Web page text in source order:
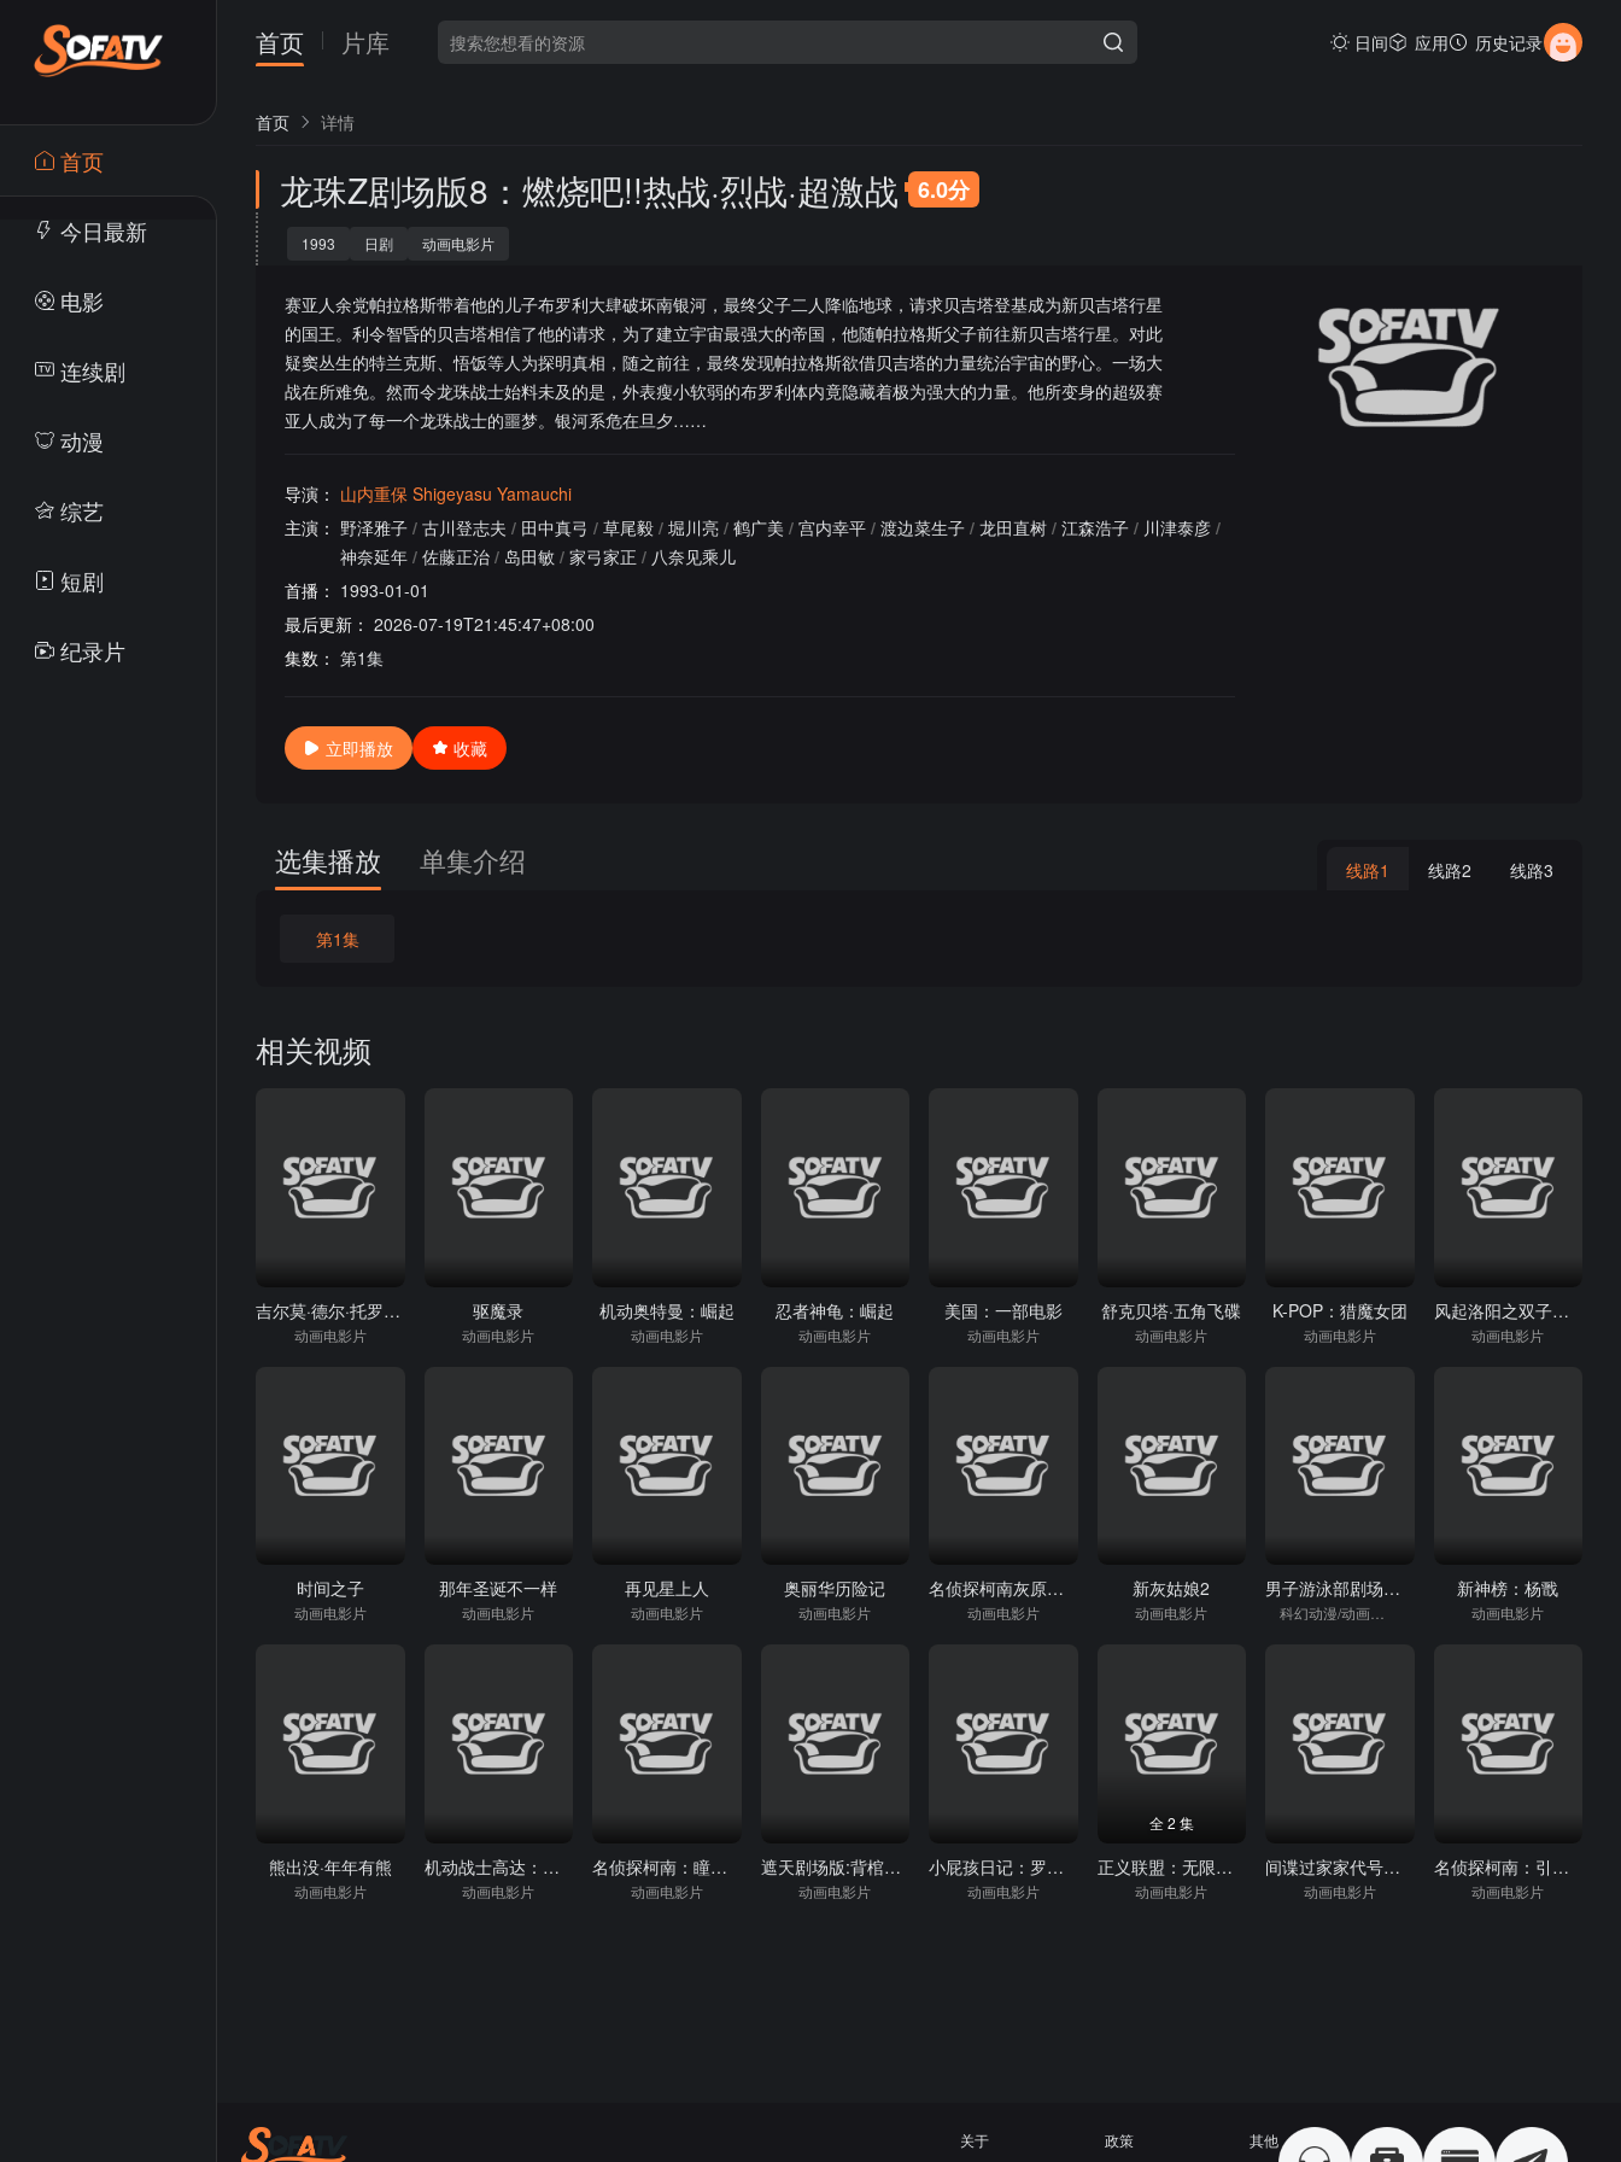
首页
今日最新
电影
连续剧
动漫
综艺
短剧
纪录片
首页 片库 日间 应用 历史记录
首页 详情
龙珠Z剧场版8：燃烧吧!!热战·烈战·超激战 6.0分
1993 日剧 动画电影片
赛亚人余党帕拉格斯带着他的儿子布罗利大肆破坏南银河，最终父子二人降临地球，请求贝吉塔登基成为新贝吉塔行星
的国王。利令智昏的贝吉塔相信了他的请求，为了建立宇宙最强大的帝国，他随帕拉格斯父子前往新贝吉塔行星。对此
疑窦丛生的特兰克斯、悟饭等人为探明真相，随之前往，最终发现帕拉格斯欲借贝吉塔的力量统治宇宙的野心。一场大
战在所难免。然而令龙珠战士始料未及的是，外表瘦小软弱的布罗利体内竟隐藏着极为强大的力量。他所变身的超级赛
亚人成为了每一个龙珠战士的噩梦。银河系危在旦夕……
导演： 山内重保 Shigeyasu Yamauchi
主演： 野泽雅子 / 古川登志夫 / 田中真弓 / 草尾毅 / 堀川亮 / 鹤广美 / 宫内幸平 / 渡边菜生子 / 龙田直树 / 江森浩子 / 川津泰彦 /
神奈延年 / 佐藤正治 / 岛田敏 / 家弓家正 / 八奈见乘儿
首播： 1993-01-01
最后更新： 2026-07-19T21:45:47+08:00
集数： 第1集
立即播放 收藏
选集播放 单集介绍 线路1 线路2 线路3
第1集
相关视频
吉尔莫·德尔·托罗的匹诺曹
动画电影片
驱魔录
动画电影片
机动奥特曼：崛起
动画电影片
忍者神龟：崛起
动画电影片
美国：一部电影
动画电影片
舒克贝塔·五角飞碟
动画电影片
K-POP：猎魔女团
动画电影片
风起洛阳之双子追凶
动画电影片
时间之子
动画电影片
那年圣诞不一样
动画电影片
再见星上人
动画电影片
奥丽华历险记
动画电影片
名侦探柯南灰原哀物语～黑铁的神秘列车
动画电影片
新灰姑娘2
动画电影片
男子游泳部剧场版：通往世界的路之梦 新神榜：杨戬
动画电影片
熊出没·年年有熊
动画电影片
机动战士高达：库库鲁斯·多安的岛
动画电影片
名侦探柯南：瞳孔中的暗杀者
动画电影片
遮天剧场版:背棺战王腾
动画电影片
小屁孩日记：罗德里克规则
动画电影片
全 2 集
正义联盟：无限地球危机(上)
动画电影片
间谍过家家代号：白
动画电影片
名侦探柯南：引爆摩天楼
动画电影片
关于
政策
其他